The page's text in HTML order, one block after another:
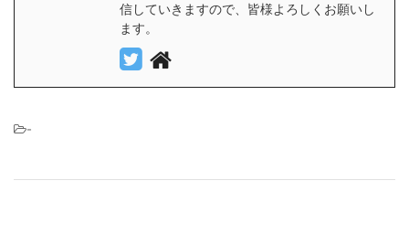
信していきますので、皆様よろしくお願いし
ます。
-